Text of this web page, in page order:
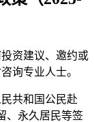
资建议、邀约或
询专业人士。
共和国公民赴
、永久居民等签